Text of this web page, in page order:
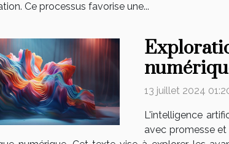
Ce processus favorise une...
13 juillet 2024
L'intelligence
avec promesse